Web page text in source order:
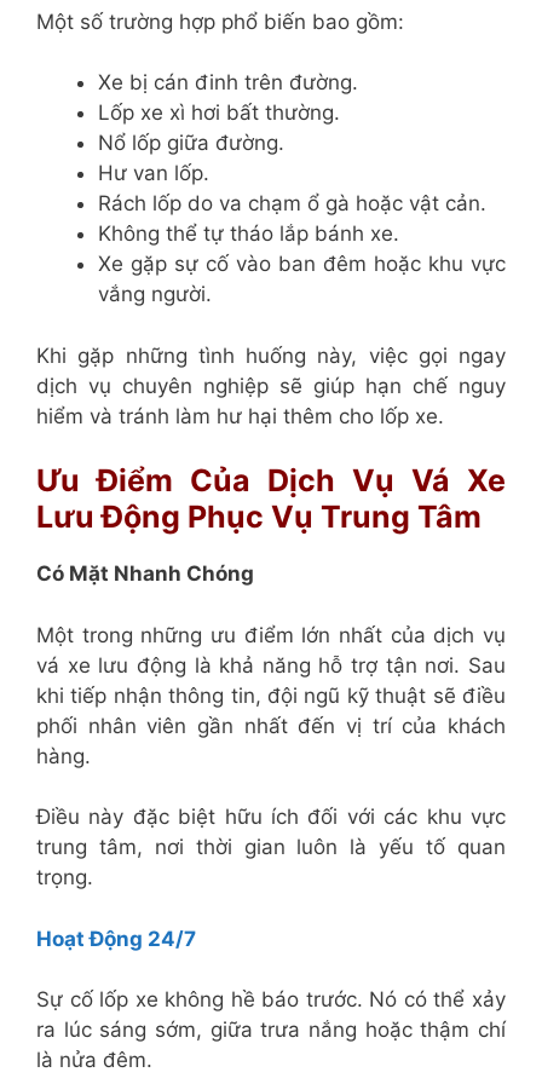
Một số trường hợp phổ biến bao gồm:
Xe bị cán đinh trên đường.
Lốp xe xì hơi bất thường.
Nổ lốp giữa đường.
Hư van lốp.
Rách lốp do va chạm ổ gà hoặc vật cản.
Không thể tự tháo lắp bánh xe.
Xe gặp sự cố vào ban đêm hoặc khu vực
vắng người.
Khi gặp những tình huống này, việc gọi ngay
dịch vụ chuyên nghiệp sẽ giúp hạn chế nguy
hiểm và tránh làm hư hại thêm cho lốp xe.
Ưu Điểm Của Dịch Vụ Vá Xe
Lưu Động Phục Vụ Trung Tâm
Có Mặt Nhanh Chóng
Một trong những ưu điểm lớn nhất của dịch vụ
vá xe lưu động là khả năng hỗ trợ tận nơi. Sau
khi tiếp nhận thông tin, đội ngũ kỹ thuật sẽ điều
phối nhân viên gần nhất đến vị trí của khách
hàng.
Điều này đặc biệt hữu ích đối với các khu vực
trung tâm, nơi thời gian luôn là yếu tố quan
trọng.
Hoạt Động 24/7
Sự cố lốp xe không hề báo trước. Nó có thể xảy
ra lúc sáng sớm, giữa trưa nắng hoặc thậm chí
là nửa đêm.